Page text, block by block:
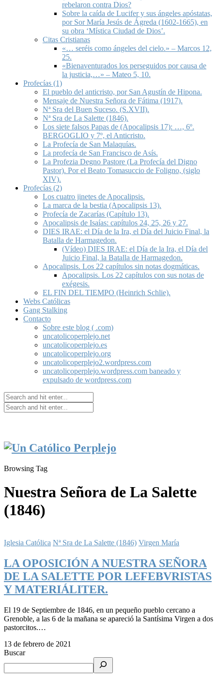
rebelaron contra Dios?
Sobre la caída de Lucifer y sus ángeles apóstatas,
por Sor María Jesús de Ágreda (1602-1665), en
su obra ‘Mística Ciudad de Dios’.
Citas Cristianas
«… seréis como ángeles del cielo.» – Marcos 12,
25.
«Bienaventurados los perseguidos por causa de
la justicia,…» – Mateo 5, 10.
Profecías (1)
El pueblo del anticristo, por San Agustín de Hipona.
Mensaje de Nuestra Señora de Fátima (1917).
Nª Sra del Buen Suceso. (S.XVII).
Nª Sra de La Salette (1846).
Los siete falsos Papas de (Apocalipsis 17): …, 6º.
BERGOGLIO y 7º, el Anticristo.
La Profecía de San Malaquías.
La profecía de San Francisco de Asís.
La Profezia Degno Pastore (La Profecía del Digno
Pastor). Por el Beato Tomasuccio de Foligno, (siglo
XIV).
Profecías (2)
Los cuatro jinetes de Apocalipsis.
La marca de la bestia (Apocalipsis 13).
Profecía de Zacarías (Capítulo 13).
Apocalipsis de Isaías: capítulos 24, 25, 26 y 27.
DIES IRAE: el Día de la Ira, el Día del Juicio Final, la
Batalla de Harmagedon.
(Vídeo) DIES IRAE: el Día de la Ira, el Día del
Juicio Final, la Batalla de Harmagedon.
Apocalipsis. Los 22 capítulos sin notas dogmáticas.
Apocalipsis. Los 22 capítulos con sus notas de
exégesis.
EL FIN DEL TIEMPO (Heinrich Schlie).
Webs Católicas
Gang Stalking
Contacto
Sobre este blog ( .com)
uncatolicoperplejo.net
uncatolicoperplejo.es
uncatolicoperplejo.org
uncatolicoperplejo2.wordpress.com
uncatolicoperplejo.wordpress.com baneado y
expulsado de wordpress.com
Browsing Tag
Nuestra Señora de La Salette
(1846)
Iglesia Católica Nª Sra de La Salette (1846) Virgen María
LA OPOSICIÓN A NUESTRA SEÑORA
DE LA SALETTE POR LEFEBVRISTAS
Y MATERIÁLITER.
El 19 de Septiembre de 1846, en un pequeño pueblo cercano a
Grenoble, a las 6 de la mañana se apareció la Santísima Virgen a dos
pastorcitos.…
13 de febrero de 2021
Buscar